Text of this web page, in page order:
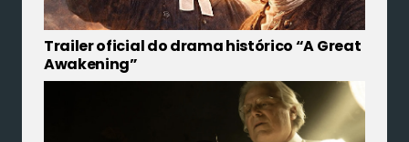
Trailer oficial do drama histórico “A Great
Awakening”